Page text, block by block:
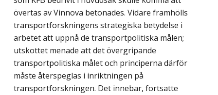
övertas av Vinnova betonades. Vidare framhölls
transportforskningens strategiska betydelse i
arbetet att uppnå de transportpolitiska målen;
utskottet menade att det övergripande
transportpolitiska målet och principerna därför
måste återspeglas i inriktningen på
transportforskningen. Det innebar, fortsatte